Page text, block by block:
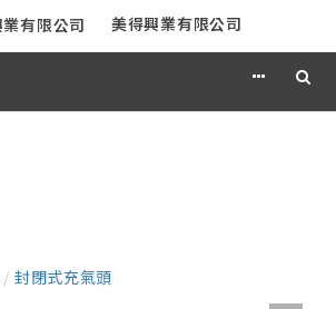
美得興業有限公司
/ 封閉式充氣頭